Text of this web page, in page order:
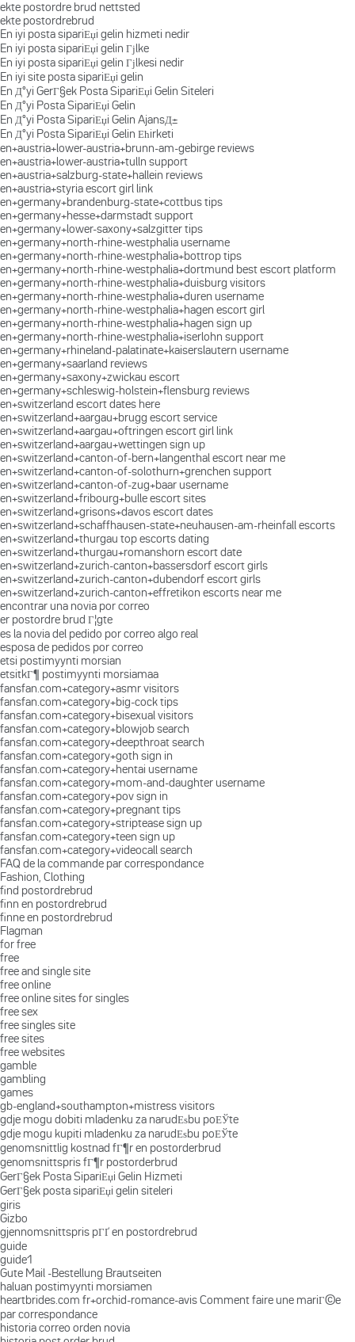
ekte postordre brud nettsted
ekte postordrebrud
En iyi posta sipariЕџi gelin hizmeti nedir
En iyi posta sipariЕџi gelin Гјlke
En iyi posta sipariЕџi gelin Гјlkesi nedir
En iyi site posta sipariЕџi gelin
En Д°yi GerГ§ek Posta SipariЕџi Gelin Siteleri
En Д°yi Posta SipariЕџi Gelin
En Д°yi Posta SipariЕџi Gelin AjansД±
En Д°yi Posta SipariЕџi Gelin Ећirketi
en+austria+lower-austria+brunn-am-gebirge reviews
en+austria+lower-austria+tulln support
en+austria+salzburg-state+hallein reviews
en+austria+styria escort girl link
en+germany+brandenburg-state+cottbus tips
en+germany+hesse+darmstadt support
en+germany+lower-saxony+salzgitter tips
en+germany+north-rhine-westphalia username
en+germany+north-rhine-westphalia+bottrop tips
en+germany+north-rhine-westphalia+dortmund best escort platform
en+germany+north-rhine-westphalia+duisburg visitors
en+germany+north-rhine-westphalia+duren username
en+germany+north-rhine-westphalia+hagen escort girl
en+germany+north-rhine-westphalia+hagen sign up
en+germany+north-rhine-westphalia+iserlohn support
en+germany+rhineland-palatinate+kaiserslautern username
en+germany+saarland reviews
en+germany+saxony+zwickau escort
en+germany+schleswig-holstein+flensburg reviews
en+switzerland escort dates here
en+switzerland+aargau+brugg escort service
en+switzerland+aargau+oftringen escort girl link
en+switzerland+aargau+wettingen sign up
en+switzerland+canton-of-bern+langenthal escort near me
en+switzerland+canton-of-solothurn+grenchen support
en+switzerland+canton-of-zug+baar username
en+switzerland+fribourg+bulle escort sites
en+switzerland+grisons+davos escort dates
en+switzerland+schaffhausen-state+neuhausen-am-rheinfall escorts
en+switzerland+thurgau top escorts dating
en+switzerland+thurgau+romanshorn escort date
en+switzerland+zurich-canton+bassersdorf escort girls
en+switzerland+zurich-canton+dubendorf escort girls
en+switzerland+zurich-canton+effretikon escorts near me
encontrar una novia por correo
er postordre brud Г¦gte
es la novia del pedido por correo algo real
esposa de pedidos por correo
etsi postimyynti morsian
etsitkГ¶ postimyynti morsiamaa
fansfan.com+category+asmr visitors
fansfan.com+category+big-cock tips
fansfan.com+category+bisexual visitors
fansfan.com+category+blowjob search
fansfan.com+category+deepthroat search
fansfan.com+category+goth sign in
fansfan.com+category+hentai username
fansfan.com+category+mom-and-daughter username
fansfan.com+category+pov sign in
fansfan.com+category+pregnant tips
fansfan.com+category+striptease sign up
fansfan.com+category+teen sign up
fansfan.com+category+videocall search
FAQ de la commande par correspondance
Fashion, Clothing
find postordrebrud
finn en postordrebrud
finne en postordrebrud
Flagman
for free
free
free and single site
free online
free online sites for singles
free sex
free singles site
free sites
free websites
gamble
gambling
games
gb-england+southampton+mistress visitors
gdje mogu dobiti mladenku za narudЕѕbu poЕЎte
gdje mogu kupiti mladenku za narudЕѕbu poЕЎte
genomsnittlig kostnad fГ¶r en postorderbrud
genomsnittspris fГ¶r postorderbrud
GerГ§ek Posta SipariЕџi Gelin Hizmeti
GerГ§ek posta sipariЕџi gelin siteleri
giris
Gizbo
gjennomsnittspris pГҐ en postordrebrud
guide
guide1
Gute Mail -Bestellung Brautseiten
haluan postimyynti morsiamen
heartbrides.com fr+orchid-romance-avis Comment faire une mariГ©e
par correspondance
historia correo orden novia